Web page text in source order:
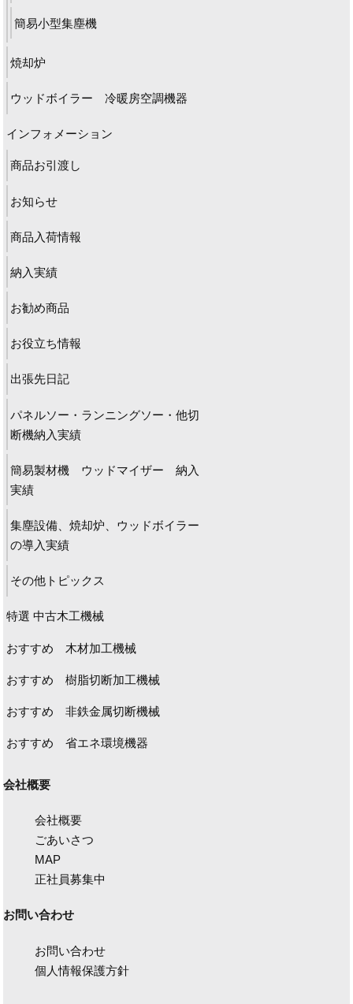
簡易小型集塵機
焼却炉
ウッドボイラー 冷暖房空調機器
インフォメーション
商品お引渡し
お知らせ
商品入荷情報
納入実績
お勧め商品
お役立ち情報
出張先日記
パネルソー・ランニングソー・他切
断機納入実績
簡易製材機 ウッドマイザー 納入
実績
集塵設備、焼却炉、ウッドボイラー
の導入実績
その他トピックス
特選 中古木工機械
おすすめ 木材加工機械
おすすめ 樹脂切断加工機械
おすすめ 非鉄金属切断機械
おすすめ 省エネ環境機器
会社概要
会社概要
ごあいさつ
MAP
正社員募集中
お問い合わせ
お問い合わせ
個人情報保護方針